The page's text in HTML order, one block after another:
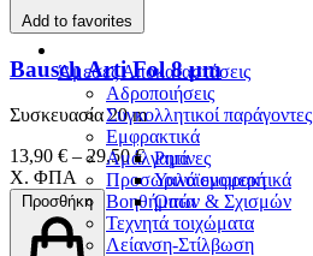
Άμεσες Αποκαταστάσεις
Αδροποιήσεις
Συγκολλητικοί παράγοντες
Εμφρακτικά
Ρητίνες
Υαλοϊονομερή
Οπών & Σχισμών
Αμάλγαμα
Προσωρινά εμφρακτικά
Βοηθήματα
Τεχνητά τοιχώματα
Λείανση-Στίλβωση
Add to favorites
Bausch Arti Fol 8 μm
Συσκευασία 20 m
13,90 € – 29,50 €
Χ. ΦΠΑ
Προσθήκη